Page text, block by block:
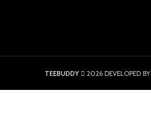
TEEBUDDY 2026 DEVELOPED BY